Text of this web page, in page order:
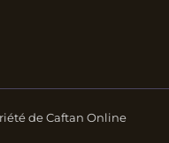
de Caftan Online